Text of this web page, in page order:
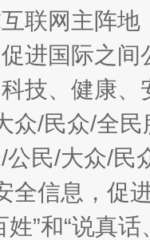
联网主阵
进国际之
技、健康
众/民众/全
公民/大众/民
全信息，促
姓”和“说真